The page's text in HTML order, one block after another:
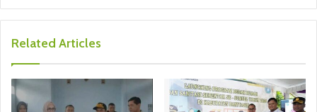
Related Articles